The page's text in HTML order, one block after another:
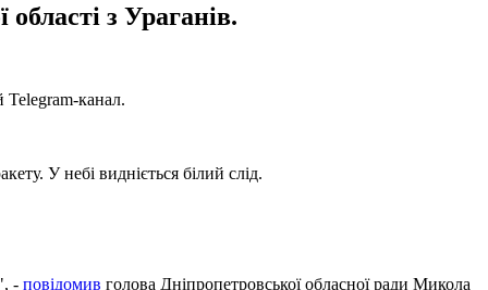
з Ураганів.
Telegram-канал.
У небі видніється білий слід.
- повідомив голова Дніпропетровської обласної ради Микола